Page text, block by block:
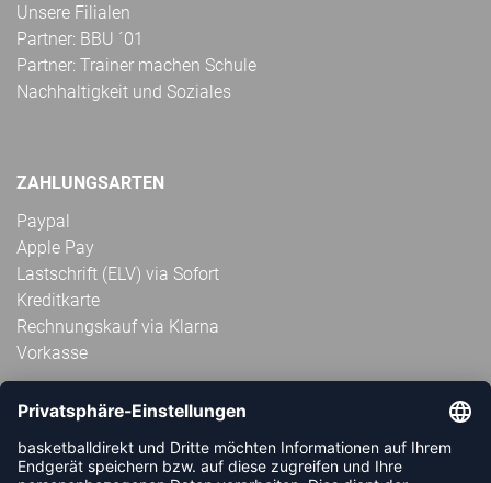
Unsere Filialen
Partner: BBU ´01
Partner: Trainer machen Schule
Nachhaltigkeit und Soziales
ZAHLUNGSARTEN
Paypal
Apple Pay
Lastschrift (ELV) via Sofort
Kreditkarte
Rechnungskauf via Klarna
Vorkasse
ABONNIERE JETZT DEN KOSTENLOSEN
HANDBALLDIREKT-NEWSLETTER UND VERPASSE KEINE